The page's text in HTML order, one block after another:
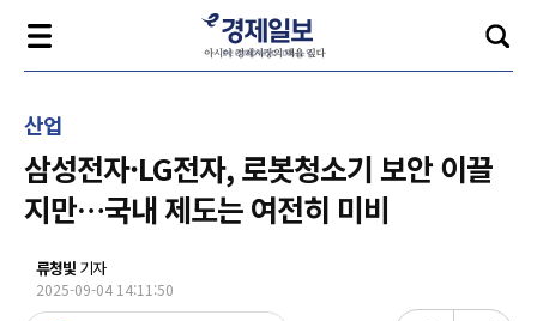
산업
삼성전자·LG전자, 로봇청소기 보안 이끌
지만…국내 제도는 여전히 미비
류청빛 기자
2025-09-04 14:11:50